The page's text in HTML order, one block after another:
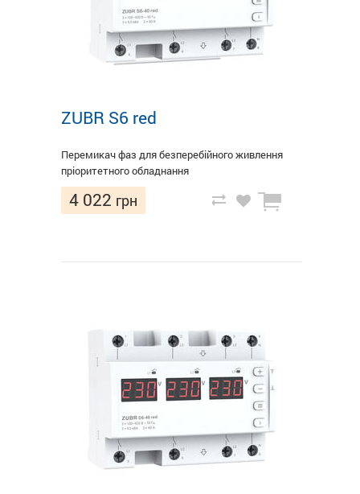
ZUBR S6 red
Перемикач фаз для безперебійного живлення
пріоритетного обладнання
4 022 грн